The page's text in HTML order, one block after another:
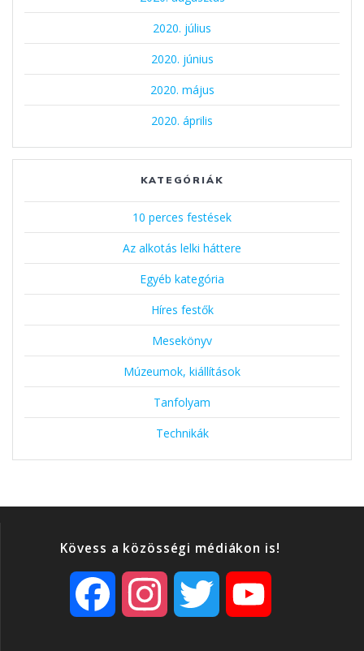
2020. július
2020. június
2020. május
2020. április
KATEGÓRIÁK
10 perces festések
Az alkotás lelki háttere
Egyéb kategória
Híres festők
Mesekönyv
Múzeumok, kiállítások
Tanfolyam
Technikák
Kövess a közösségi médiákon is!